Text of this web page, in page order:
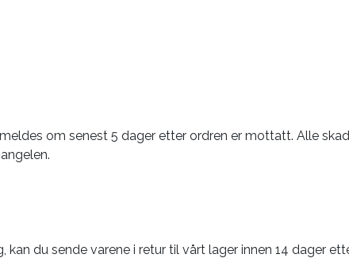
om senest 5 dager etter ordren er mottatt. Alle
du sende varene i retur til vårt lager innen 14 dager